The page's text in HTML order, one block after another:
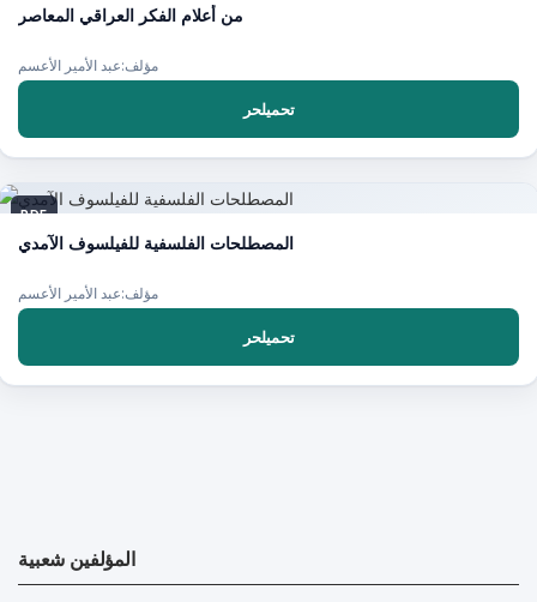
من أعلام الفكر العراقي المعاصر
مؤلف:عبد الأمير الأعسم
تحميلحر
PDF
المصطلحات الفلسفية للفيلسوف الآمدي
مؤلف:عبد الأمير الأعسم
تحميلحر
المؤلفين شعبية